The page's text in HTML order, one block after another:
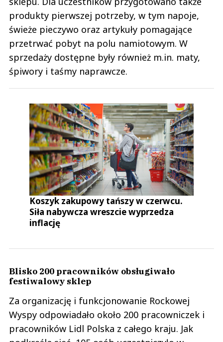
produkty pierwszej potrzeby, w tym napoje,
świeże pieczywo oraz artykuły pomagające
przetrwać pobyt na polu namiotowym. W
sprzedaży dostępne były również m.in. maty,
śpiwory i taśmy naprawcze.
Koszyk zakupowy tańszy w czerwcu.
Siła nabywcza wreszcie wyprzedza
inflację
Blisko 200 pracowników obsługiwało
festiwalowy sklep
Za organizację i funkcjonowanie Rockowej
Wyspy odpowiadało około 200 pracowniczek i
pracowników Lidl Polska z całego kraju. Jak